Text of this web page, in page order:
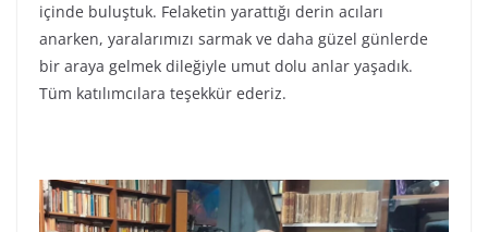
içinde buluştuk. Felaketin yarattığı derin acıları
anarken, yaralarımızı sarmak ve daha güzel günlerde
bir araya gelmek dileğiyle umut dolu anlar yaşadık.
Tüm katılımcılara teşekkür ederiz.